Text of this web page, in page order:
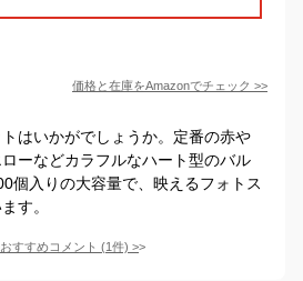
価格と在庫をAmazonでチェック >>
はいかがでしょうか。定番の赤や
ーなどカラフルなハート型のバル
個入りの大容量で、映えるフォトス
す。
すすめコメント (1件) >